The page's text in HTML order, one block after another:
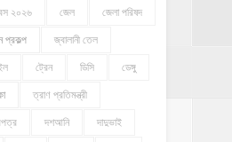
২০২৬ জেল জেলা পরিষদ
প্রকল্প জ্বালানী তেল
ট্রেন ডিসি ডেঙ্গু
ত্রাণ প্রতিমন্ত্রী
দশআনি দাদুভাই